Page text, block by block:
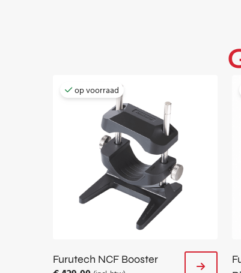
op voorraad
Furutech NCF Booster